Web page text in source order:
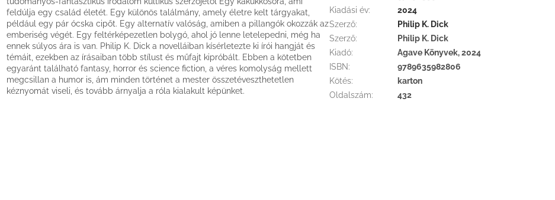
feldúlja egy család életét. Egy különös találmány, amely életre kelt tárgyakat,
például egy pár ócska cipőt. Egy alternatív valóság, amiben a pillangók okozzák az
emberiség végét. Egy feltérképezetlen bolygó, ahol jó lenne letelepedni, még ha
ennek súlyos ára is van. Philip K. Dick a novelláiban kísérletezte ki írói hangját és
témáit, ezekben az írásaiban több stílust és műfajt kipróbált. Ebben a kötetben
egyaránt található fantasy, horror és science fiction, a véres komolyság mellett
megcsillan a humor is, ám minden történet a mester összetéveszthetetlen
kéznyomát viseli, és tovább árnyalja a róla kialakult képünket.
Kiadási év:
2024
Szerző:
Philip K. Dick
Szerző:
Philip K. Dick
Kiadó:
Agave Könyvek, 2024
ISBN:
9789635982806
Kötés:
karton
Oldalszám: 432